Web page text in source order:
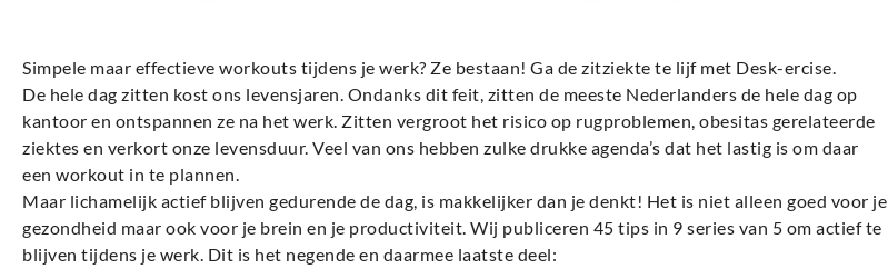
Simpele maar effectieve workouts tijdens je werk? Ze bestaan! Ga de zitziekte te lijf met Desk-ercise.
De hele dag zitten kost ons levensjaren. Ondanks dit feit, zitten de meeste Nederlanders de hele dag op
kantoor en ontspannen ze na het werk. Zitten vergroot het risico op rugproblemen, obesitas gerelateerde
ziektes en verkort onze levensduur. Veel van ons hebben zulke drukke agenda’s dat het lastig is om daar
een workout in te plannen.
Maar lichamelijk actief blijven gedurende de dag, is makkelijker dan je denkt! Het is niet alleen goed voor je
gezondheid maar ook voor je brein en je productiviteit. Wij publiceren 45 tips in 9 series van 5 om actief te
blijven tijdens je werk. Dit is het negende en daarmee laatste deel: